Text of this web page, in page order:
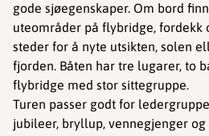
gode sjøegenskaper. Om bord
uteområder på flybridge, fordekk
steder for å nyte utsikten, solen
fjorden. Båten har tre lugarer, to
flybridge med stor sittegruppe.
Turen passer godt for
jubileer, bryllup, vennegjenger